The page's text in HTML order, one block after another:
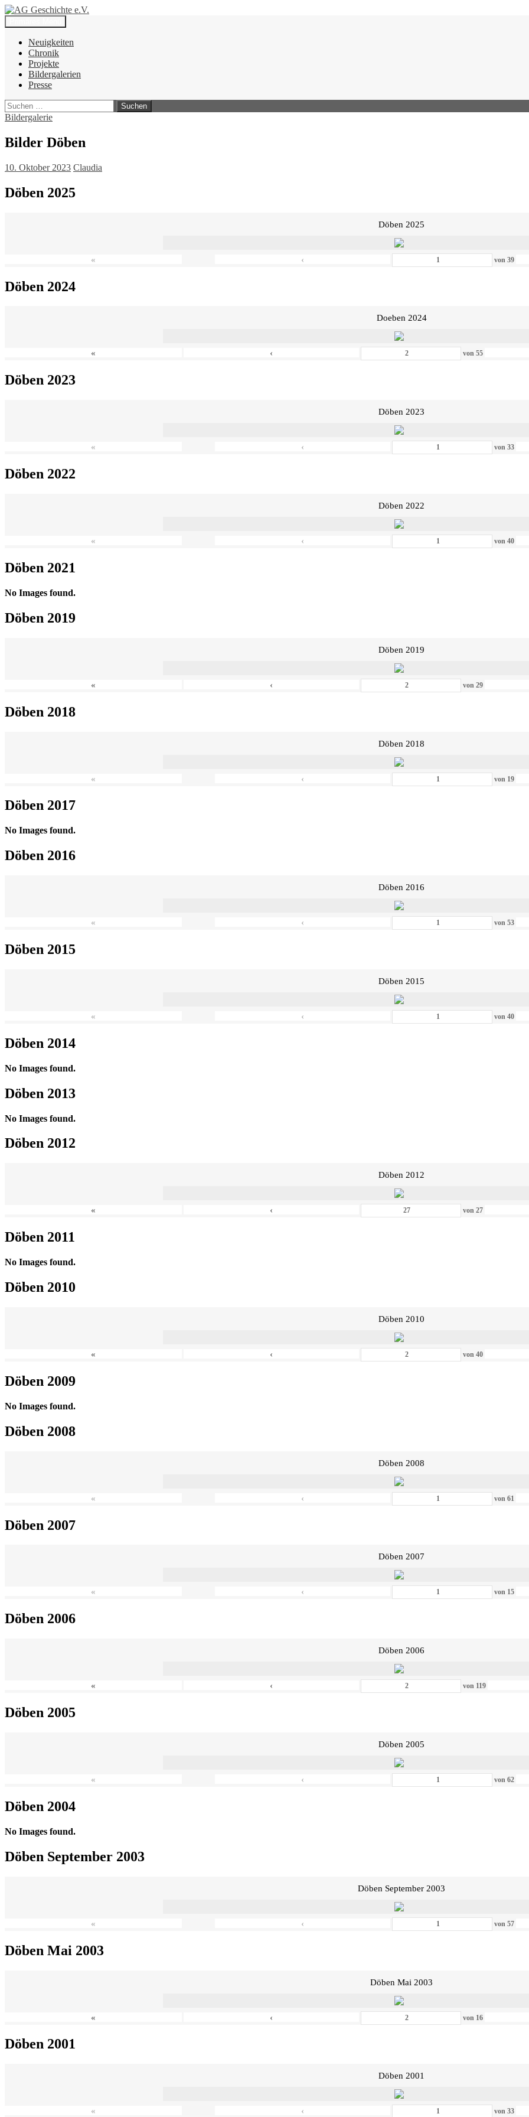
Zum
Inhalt
springen
AG Geschichte e.V.
Suchen
Neuigkeiten
Chronik
Projekte
Bildergalerien
Presse
Suchen
nach:
Bildergalerie
Bilder Döben
10. Oktober 2023 Claudia
Döben 2025
Döben 2025
« ‹ von39
Döben 2024
Doeben 2024
« ‹ von55
Döben 2023
Döben 2023
« ‹ von33
Döben 2022
Döben 2022
« ‹ von40
Döben 2021
No Images found.
Döben 2019
Döben 2019
« ‹ von29
Döben 2018
Döben 2018
« ‹ von 19
Döben 2017
No Images found.
Döben 2016
Döben 2016
« ‹ von53
Döben 2015
Döben 2015
« ‹ von40
Döben 2014
No Images found.
Döben 2013
No Images found.
Döben 2012
Döben 2012
« ‹ von27
Döben 2011
No Images found.
Döben 2010
Döben 2010
« ‹ von40
Döben 2009
No Images found.
Döben 2008
Döben 2008
« ‹ von61
Döben 2007
Döben 2007
« ‹ von 15
Döben 2006
Döben 2006
« ‹ von 119
Döben 2005
Döben 2005
« ‹ von62
Döben 2004
No Images found.
Döben September 2003
Döben September 2003
« ‹ von57
Döben Mai 2003
Döben Mai 2003
« ‹ von 16
Döben 2001
Döben 2001
« ‹ von33